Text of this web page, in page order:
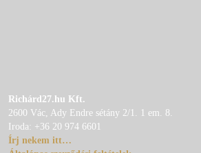
Richárd27.hu Kft.
2600 Vác, Ady Endre sétány 2/1. 1 em. 8.
Iroda: +36 20 974 6601
Írj nekem itt…